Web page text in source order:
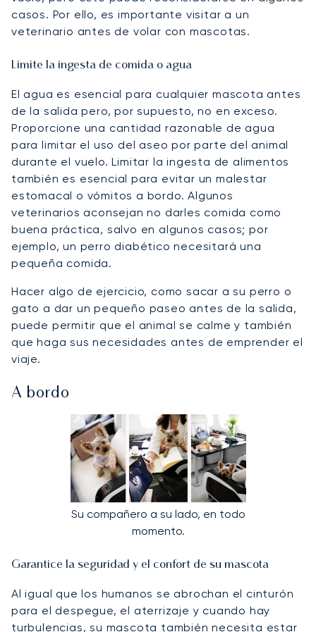
casos. Por ello, es importante visitar a un
veterinario antes de volar con mascotas.
Limite la ingesta de comida o agua
El agua es esencial para cualquier mascota antes
de la salida pero, por supuesto, no en exceso.
Proporcione una cantidad razonable de agua
para limitar el uso del aseo por parte del animal
durante el vuelo. Limitar la ingesta de alimentos
también es esencial para evitar un malestar
estomacal o vómitos a bordo. Algunos
veterinarios aconsejan no darles comida como
buena práctica, salvo en algunos casos; por
ejemplo, un perro diabético necesitará una
pequeña comida.
Hacer algo de ejercicio, como sacar a su perro o
gato a dar un pequeño paseo antes de la salida,
puede permitir que el animal se calme y también
que haga sus necesidades antes de emprender el
viaje.
A bordo
Su compañero a su lado, en todo
momento.
Garantice la seguridad y el confort de su mascota
Al igual que los humanos se abrochan el cinturón
para el despegue, el aterrizaje y cuando hay
turbulencias, su mascota también necesita estar